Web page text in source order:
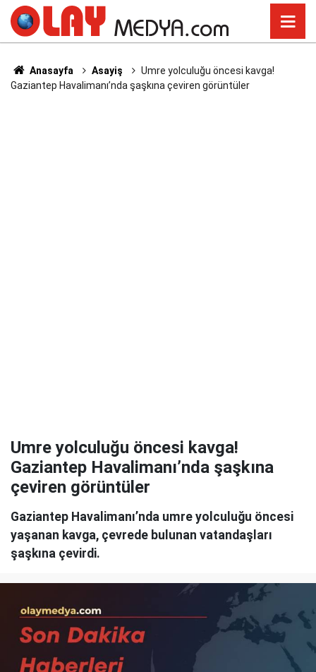
Anasayfa Asayiş
Umre yolculuğu öncesi kavga!
Gaziantep Havalimanı’nda şaşkına çeviren görüntüler
Umre yolculuğu öncesi kavga!
Gaziantep Havalimanı’nda şaşkına
çeviren görüntüler
Gaziantep Havalimanı’nda umre yolculuğu öncesi
yaşanan kavga, çevrede bulunan vatandaşları
şaşkına çevirdi.